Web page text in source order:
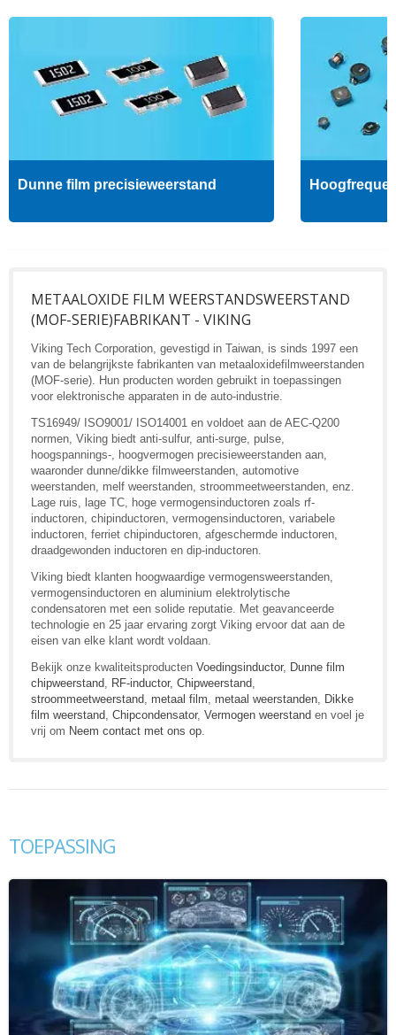
Dunne film precisieweerstand
METAALOXIDE FILM WEERSTANDSWEERSTAND
(MOF-SERIE)FABRIKANT - VIKING
Viking Tech Corporation, gevestigd in Taiwan, is sinds 1997 een
van de belangrijkste fabrikanten van metaaloxidefilmweerstanden
(MOF-serie). Hun producten worden gebruikt in toepassingen
voor elektronische apparaten in de auto-industrie.
TS16949/ ISO9001/ ISO14001 en voldoet aan de AEC-Q200
normen, Viking biedt anti-sulfur, anti-surge, pulse,
hoogspannings-, hoogvermogen precisieweerstanden aan,
waaronder dunne/dikke filmweerstanden, automotive
weerstanden, melf weerstanden, stroommeetweerstanden, enz.
Lage ruis, lage TC, hoge vermogensinductoren zoals rf-
inductoren, chipinductoren, vermogensinductoren, variabele
inductoren, ferriet chipinductoren, afgeschermde inductoren,
draadgewonden inductoren en dip-inductoren.
Viking biedt klanten hoogwaardige vermogensweerstanden,
vermogensinductoren en aluminium elektrolytische
condensatoren met een solide reputatie. Met geavanceerde
technologie en 25 jaar ervaring zorgt Viking ervoor dat aan de
eisen van elke klant wordt voldaan.
Bekijk onze kwaliteitsproducten Voedingsinductor, Dunne film
chipweerstand, RF-inductor, Chipweerstand,
stroommeetweerstand, metaal film, metaal weerstanden, Dikke
film weerstand, Chipcondensator, Vermogen weerstand en voel je
vrij om Neem contact met ons op.
TOEPASSING